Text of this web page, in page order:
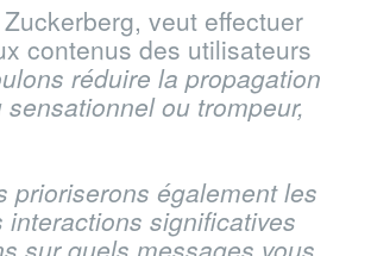
veut effectuer
contenus des utilisateurs
réduire la propagation
ou trompeur,
prioriserons également les
significatives
sur quels messages vous